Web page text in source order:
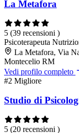
La Metafora
5 (39 recensioni )
Psicoterapeuta
La Metafora, Via
Montecelio RM
Vedi profilo completo
#2 Migliore
Studio di
5 (20 recensioni )